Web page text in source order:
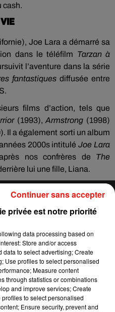
cash.
Joe Lara a démarré sa
dans le téléfilm Tarzan à
l’aventure dans la série
fantastiques diffusée entre
films d’action, tels que
(1993),Armstrong (1998)
Il a également sorti un album
2000s intituléJoe Lara
nos confrères de The
lui une fille, Liana.
privée est notre priorité
data processing based on
Store and/or access
to select advertising; Create
Use profiles to select personalised
Measure content
through statistics or combinations
and improve services; Create
to select personalised
Ensure security, prevent and
Continuer sans accepter